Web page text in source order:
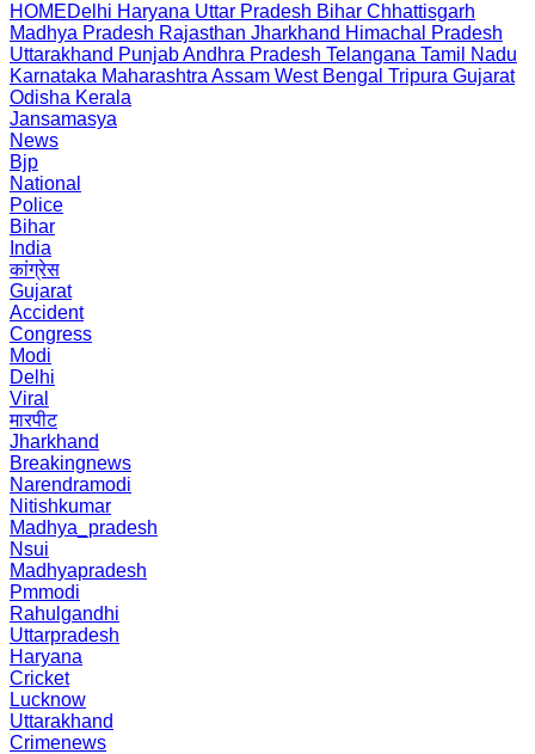
HOMEDelhi Haryana Uttar Pradesh Bihar Chhattisgarh
Madhya Pradesh Rajasthan Jharkhand Himachal Pradesh
Uttarakhand PunjabAndhra Pradesh Telangana Tamil Nadu
Karnataka Maharashtra Assam West Bengal Tripura Gujarat
Odisha Kerala
Jansamasya
News
Bjp
National
Police
Bihar
India
कांग्रेस
Gujarat
Accident
Congress
Modi
Delhi
Viral
मारपीट
Jharkhand
Breakingnews
Narendramodi
Nitishkumar
Madhya_pradesh
Nsui
Madhyapradesh
Pmmodi
Rahulgandhi
Uttarpradesh
Haryana
Cricket
Lucknow
Uttarakhand
Crimenews